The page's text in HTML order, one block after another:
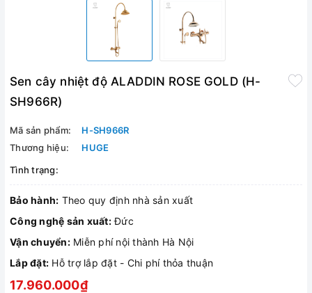
Sen cây nhiệt độ ALADDIN ROSE GOLD (H-
SH966R)
Mã sản phẩm:
H-SH966R
Thương hiệu:
HUGE
Tình trạng:
Bảo hành: Theo quy định nhà sản xuất
Công nghệ sản xuất:Đức
Vận chuyển:Miễn phí nội thành Hà Nội
Lắp đặt: Hỗ trợ lắp đặt - Chi phí thỏa thuận
17.960.000₫